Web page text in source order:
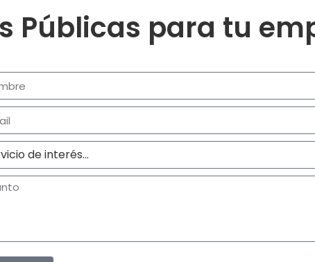
Públicas para tu